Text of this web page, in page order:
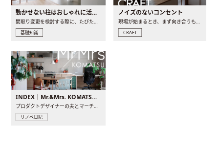
動かせない柱はおしゃれに活用！柱を魅せるリノベーション(リノベ)4選
間取り変更を検討する際に、たびたび皆さんの頭を悩ませる動か..
基礎知識
ノイズのないコンセント
現場が始まるとき、まず向き合うものの一つがコンセントです..
CRAFT
INDEX｜Mr.&Mrs. KOMATSU renovation diary
プロダクトデザイナーの夫とマーチャンダイザーの妻が、夫婦で..
リノベ日記